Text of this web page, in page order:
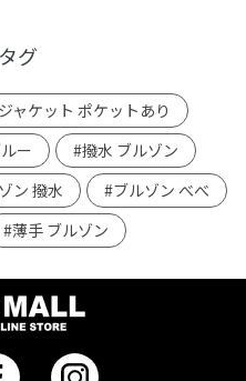
グ
ャケット ポケットあり
ー
#撥水 ブルゾン
ン 撥水
#ブルゾン べべ
#薄手 ブルゾン